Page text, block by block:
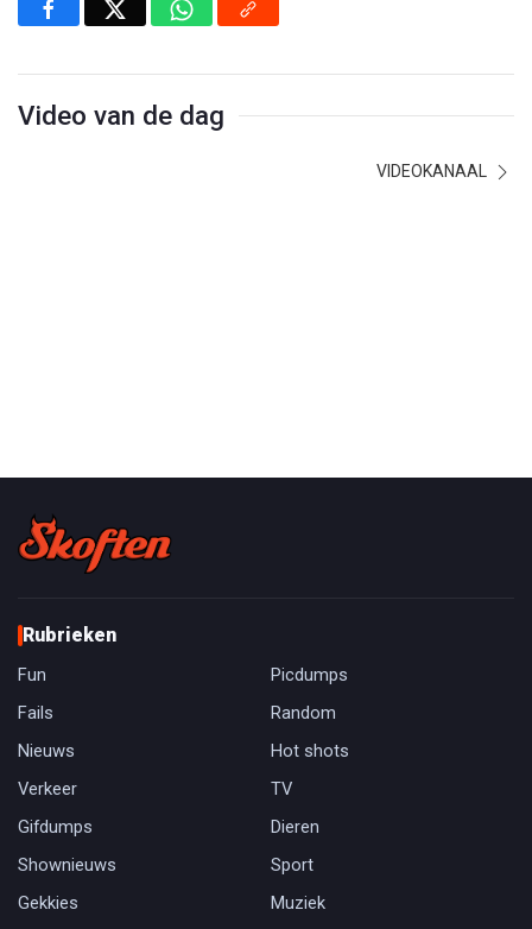
Video van de dag
VIDEOKANAAL
Rubrieken
Fun
Picdumps
Fails
Random
Nieuws
Hot shots
Verkeer
TV
Gifdumps
Dieren
Shownieuws
Sport
Gekkies
Muziek